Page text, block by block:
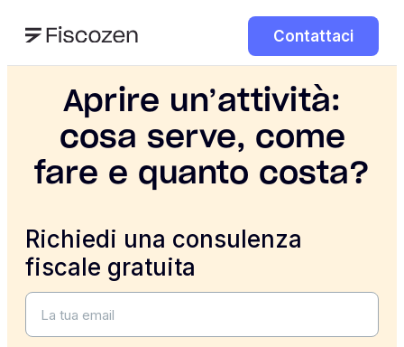
Contattaci
Aprire un’attività:
cosa serve, come
fare e quanto costa?
Richiedi una consulenza
fiscale gratuita